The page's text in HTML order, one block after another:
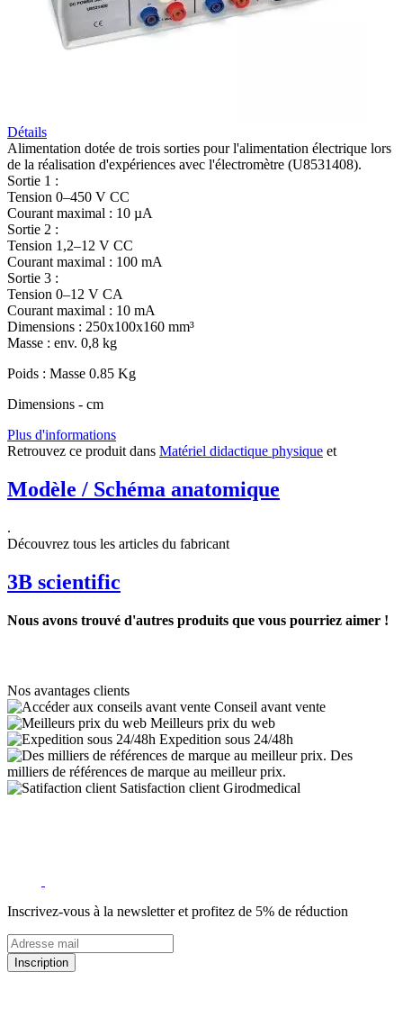
Détails
Alimentation dotée de trois sorties pour l'alimentation électrique lors
de la réalisation d'expériences avec l'électromètre (U8531408).
Sortie 1 :
Tension 0–450 V CC
Courant maximal : 10 µA
Sortie 2 :
Tension 1,2–12 V CC
Courant maximal : 100 mA
Sortie 3 :
Tension 0–12 V CA
Courant maximal : 10 mA
Dimensions : 250x100x160 mm³
Masse : env. 0,8 kg
Poids : Masse 0.85 Kg
Dimensions - cm
Plus d'informations
Retrouvez ce produit dans Matériel didactique physique et
Modèle / Schéma anatomique
.
Découvrez tous les articles du fabricant
3B scientific
Nous avons trouvé d'autres produits que vous pourriez aimer !
Nos avantages clients
Conseil avant vente
Meilleurs prix du web
Expedition sous 24/48h
Des
milliers de références de marque au meilleur prix.
Satisfaction client Girodmedical
Inscrivez-vous à la newsletter et profitez de 5% de réduction
Inscription